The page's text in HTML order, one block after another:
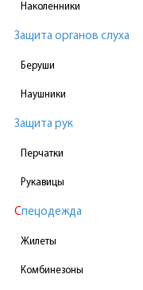
Наколенники
Защита органов слуха
Беруши
Наушники
Защита рук
Перчатки
Рукавицы
Спецодежда
Жилеты
Комбинезоны